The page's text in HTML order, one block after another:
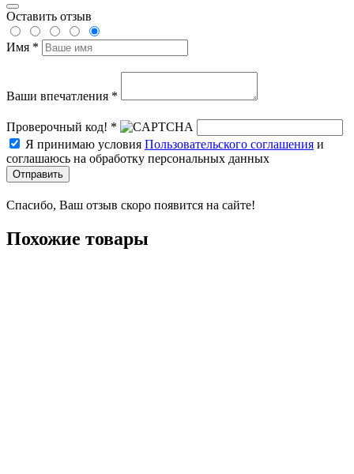
Оставить отзыв
Имя *
Ваши впечатления *
Проверочный код! *
Я принимаю условия Пользовательского соглашения и
соглашаюсь на обработку персональных данных
Отправить
Спасибо, Ваш отзыв скоро появится на сайте!
Похожие товары